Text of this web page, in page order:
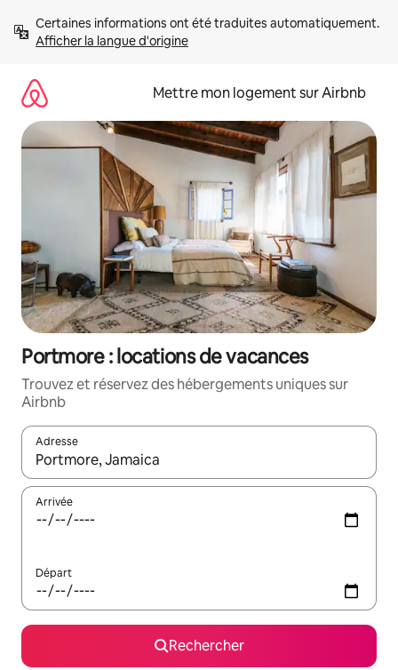
directement
Afficher la langue d'origine
Mettre mon logement sur Airbnb
Portmore : locations de vacances
Trouvez et réservez des hébergements uniques sur
Airbnb
Adresse
Lorsque les résultats s'affichent, utilisez les flèches vers le
Arrivée
Départ
Rechercher